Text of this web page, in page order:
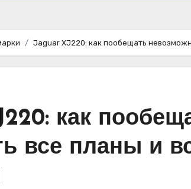
Jaguar XJ220: как пообещать
как
все планы и